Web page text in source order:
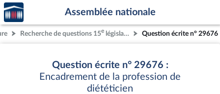
Aller au contenu
Aller en bas de la page
Accèder
à la
page
d'accueil
Assemblée nationale
Recherche de questions 15e législature Question écrite n° 29676
Question écrite n° 29676 :
Encadrement de la profession de
diététicien